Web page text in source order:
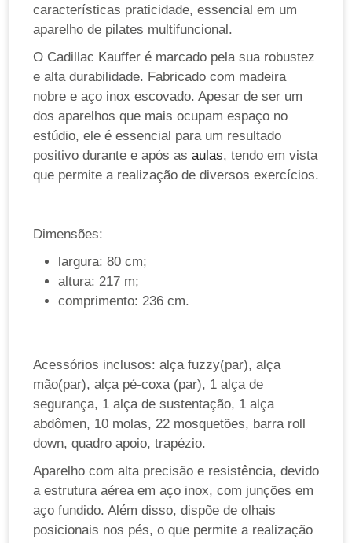
características praticidade, essencial em um
aparelho de pilates multifuncional.
O Cadillac Kauffer é marcado pela sua robustez
e alta durabilidade. Fabricado com madeira
nobre e aço inox escovado. Apesar de ser um
dos aparelhos que mais ocupam espaço no
estúdio, ele é essencial para um resultado
positivo durante e após as aulas, tendo em vista
que permite a realização de diversos exercícios.
Dimensões:
largura: 80 cm;
altura: 217 m;
comprimento: 236 cm.
Acessórios inclusos: alça fuzzy(par), alça
mão(par), alça pé-coxa (par), 1 alça de
segurança, 1 alça de sustentação, 1 alça
abdômen, 10 molas, 22 mosquetões, barra roll
down, quadro apoio, trapézio.
Aparelho com alta precisão e resistência, devido
a estrutura aérea em aço inox, com junções em
aço fundido. Além disso, dispõe de olhais
posicionais nos pés, o que permite a realização